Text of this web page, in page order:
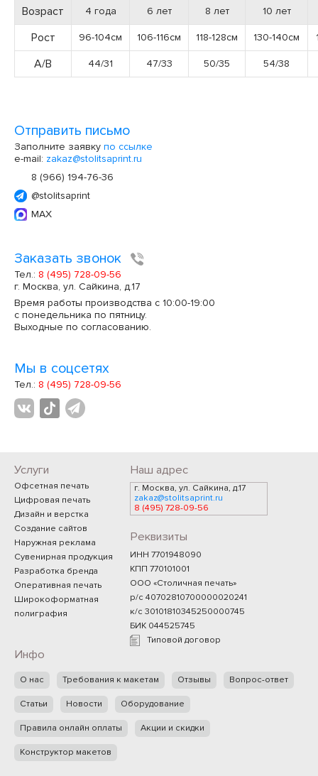
Возраст
4 года 6 лет 8 лет 10 лет
Рост 96-104см 106-116см 118-128см 130-140см
А/В 44/31 47/33 50/35 54/38
Отправить письмо
Заполните заявку по ссылке
e-mail: zakaz@stolitsaprint.ru
8 (966) 194-76-36
@stolitsaprint
MAX
Заказать звонок
Тел.: 8 (495) 728-09-56
г. Москва, ул. Сайкина, д.17
Время работы производства с 10:00-19:00
с понедельника по пятницу.
Выходные по согласованию.
Мы в соцсетях
Тел.: 8 (495) 728-09-56
Услуги
Офсетная печать
Цифровая печать
Дизайн и верстка
Создание сайтов
Наружная реклама
Сувенирная продукция
Разработка бренда
Оперативная печать
Широкоформатная
полиграфия
Наш адрес
г. Москва, ул. Сайкина, д.17
zakaz@stolitsaprint.ru
8 (495) 728-09-56
Реквизиты
ИНН 7701948090
КПП 770101001
ООО «Столичная печать»
р/с 40702810700000020241
к/с 30101810345250000745
БИК 044525745
Типовой договор
Инфо
О нас Требования к макетам Отзывы Вопрос-ответ
Статьи Новости Оборудование
Правила онлайн оплаты Акции и скидки
Конструктор макетов